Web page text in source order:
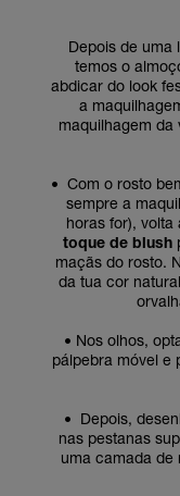
Depois de uma
temos o
abdicar do look
a
maquilhagem
• Com o rosto
sempre a
horas for), volta
toque de blush
maçãs do rosto.
da tua cor
• Nos olhos,
pálpebra móvel e
• Depois,
nas pestanas
uma camada de